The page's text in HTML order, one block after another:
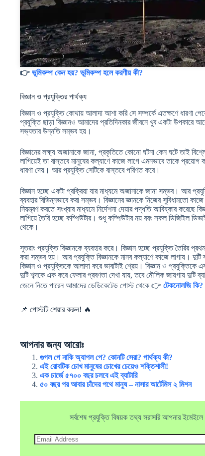
👉 ভূমিকম্প কেন হয়? ভূমিকম্প হলে করণীয় কী?
বিজ্ঞান ও প্রযুক্তির পার্থক্য
বিজ্ঞান ও প্রযুক্তি কোথায় আলাদা আশা করি সে সম্পর্কে এতক্ষণে ধারণা
প্রযুক্তি ছাড়া বিজ্ঞানও আমাদের প্রতিদিনকার জীবনে খুব একটা
সভ্যতার উন্নতি সম্ভব হয়।
বিজ্ঞানের লক্ষ্য অজানাকে জানা, প্রকৃতিতে কোনো ঘটনা কেন ঘটে তাই
লাগিয়েই তা বাস্তবে মানুষের কল্যাণে কাজে লাগে এমনভাবে তাকে প্রয়োগ
ধারণা দেয়। আর প্রযুক্তি সেটিকে বাস্তবে পরিণত করে।
বিজ্ঞান হচ্ছে একটা প্রক্রিয়া যার মাধ্যমে অজানাকে জানা সম্ভব। আর
ব্যবহার বিভিন্নভাবে করা সম্ভব। বিজ্ঞানের জ্ঞানকে নিজের সুবিধামতো
নিয়ন্ত্রণ করতে সংখ্যার মাধ্যমে নির্দেশনা দেয়ার পদ্ধতি আবিষ্কার করেছে
লাগিয়ে তৈরি হচ্ছে কম্পিউটার। শুধু কম্পিউটার নয় বরং সকল ডিজিটাল
থেকে।
সুতরাং প্রযুক্তি বিজ্ঞানকে ব্যবহার করে। বিজ্ঞান হচ্ছে প্রযুক্তি তৈরির
করা সম্ভব হয়। আর প্রযুক্তি বিজ্ঞানকে মানব কল্যাণে কাজে লাগায়। দুটি
বিজ্ঞান ও প্রযুক্তিকে আলাদা করে ভাবাটাই শ্রেয়। বিজ্ঞান ও
দুটি শব্দকে এক করে ফেলার প্রবণতা দেখা যায়, তবে মৌলিক জায়গায় দুটি
জেনে নিতে পারেন আমাদের ডেডিকেটেড পোস্ট থেকে 👉 টেকনোলজি কি?
📌 পোস্টটি শেয়ার করুন! 🔥
আপনার জন্য আরোঃ
গুগল পে নাকি অ্যাপল পে? কোনটি সেরা? পার্থক্য কী?
এই রোবটিক চোখ মানুষের চোখের চেয়েও শক্তিশালী!
এক চার্জে ৫৭০০ বছর চলবে এই ব্যাটারি
৫০ বছর পর আবার চাঁদের পথে মানুষ – নাসার আর্টেমিস ২ মিশন
সর্বশেষ প্রযুক্তি বিষয়ক তথ্য সরাসরি আপনার ইমেইলে
Email
Address